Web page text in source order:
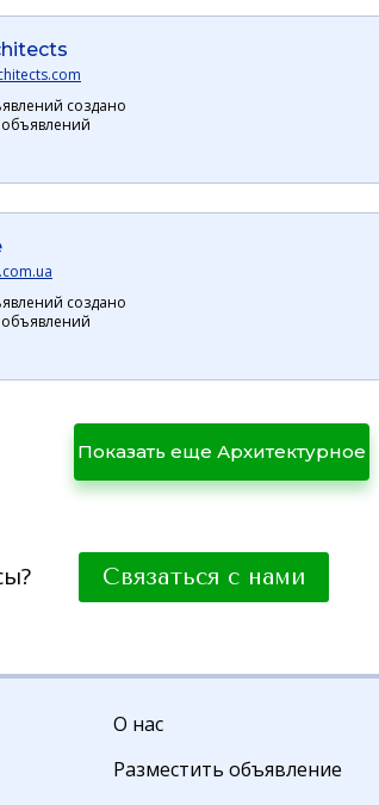
создано
объявлений
создано
объявлений
Показать еще Архитектурное
Связаться с нами
О нас
Разместить объявление